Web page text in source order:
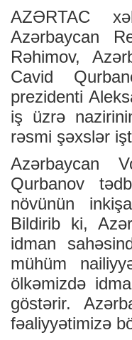
AZƏRTAC
Azərbaycan
Rəhimov,
Cavid
prezidenti
iş üzrə
rəsmi şəxslər
Azərbaycan
Qurbanov
növünün
Bildirib ki,
idman
mühüm
ölkəmizdə
göstərir.
fəaliyyətimizə